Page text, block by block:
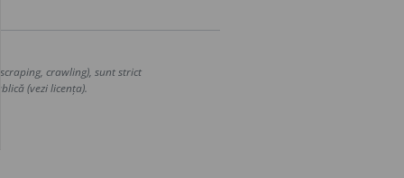
crawling), sunt strict
(vezi licența).